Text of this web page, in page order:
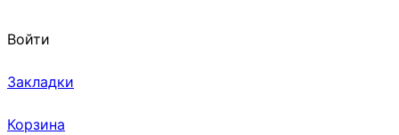
Войти
Закладки
Корзина